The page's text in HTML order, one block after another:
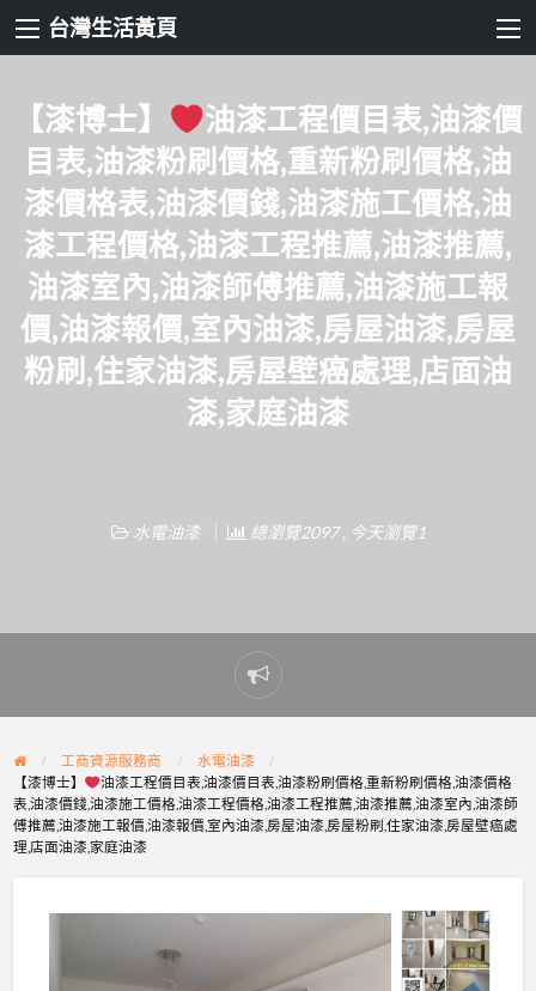
台灣生活黃頁
【漆博士】
油漆工程價目表,油漆價
目表,油漆粉刷價格,重新粉刷價格,油
漆價格表,油漆價錢,油漆施工價格,油
漆工程價格,油漆工程推薦,油漆推薦,
油漆室內,油漆師傅推薦,油漆施工報
價,油漆報價,室內油漆,房屋油漆,房屋
粉刷,住家油漆,房屋壁癌處理,店面油
漆,家庭油漆
水電油漆 總瀏覽2097 , 今天瀏覽1
Report
problem
工商資源服務商
水電油漆
【漆博士】
油漆工程價目表,油漆價目表,油漆粉刷價格,重新粉刷價格,油漆價格
表,油漆價錢,油漆施工價格,油漆工程價格,油漆工程推薦,油漆推薦,油漆室內,油漆師
傅推薦,油漆施工報價,油漆報價,室內油漆,房屋油漆,房屋粉刷,住家油漆,房屋壁癌處
理,店面油漆,家庭油漆